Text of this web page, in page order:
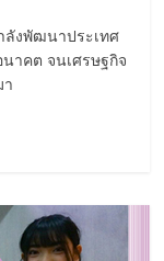
ลังพัฒนาประเทศ
าคต จนเศรษฐกิจ